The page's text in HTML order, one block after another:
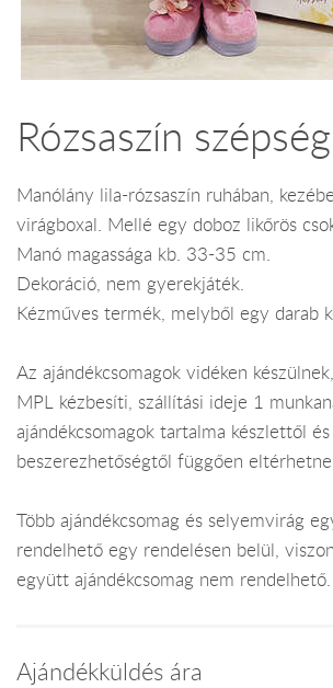
Rózsaszín szépség
Manólány lila-rózsaszín ruhában,
virágboxal. Mellé egy doboz likőrös
Manó magassága kb. 33-35 cm.
Dekoráció, nem gyerekjáték.
Kézműves termék, melyből egy darab
Az ajándékcsomagok vidéken
MPL kézbesíti, szállítási ideje 1
ajándékcsomagok tartalma készlettől és
beszerezhetőségtől függően
Több ajándékcsomag és selyemvirág
rendelhető egy rendelésen belül,
együtt ajándékcsomag nem rendelhető.
Ajándékküldés ára